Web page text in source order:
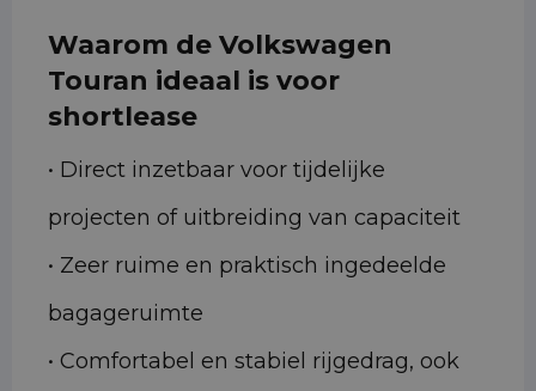
Waarom de Volkswagen
Touran ideaal is voor
shortlease
• Direct inzetbaar voor tijdelijke
projecten of uitbreiding van capaciteit
• Zeer ruime en praktisch ingedeelde
bagageruimte
• Comfortabel en stabiel rijgedrag, ook